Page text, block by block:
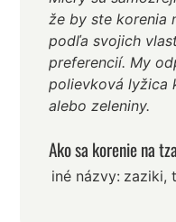
že by ste korenia
podľa svojich
preferencií. My
polievková lyžica
alebo zeleniny.
Ako sa korenie na
iné názvy: zaziki,